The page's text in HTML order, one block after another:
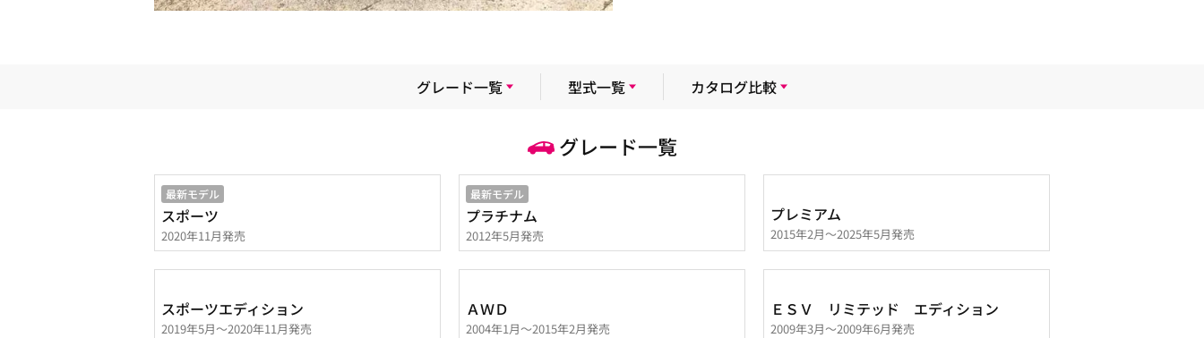
グレード一覧 型式一覧 カタログ比較
グレード一覧
最新モデル
スポーツ
2020年11月発売
最新モデル
プラチナム
2012年5月発売
プレミアム
2015年2月～2025年5月発売
スポーツエディション
2019年5月～2020年11月発売
ＡＷＤ
2004年1月～2015年2月発売
ＥＳＶ リミテッド エディション
2009年3月～2009年6月発売